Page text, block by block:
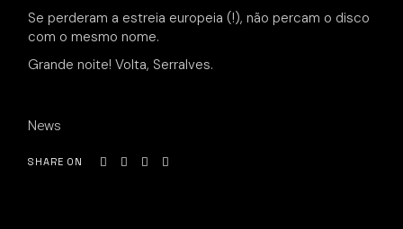
Se perderam a estreia europeia (!), não percam o disco
com o mesmo nome.
Grande noite! Volta, Serralves.
News
SHARE ON